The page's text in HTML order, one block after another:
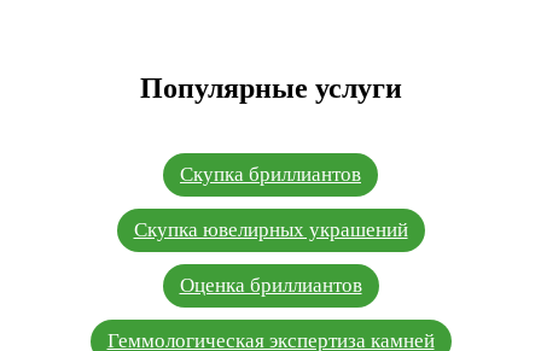
Популярные услуги
Скупка бриллиантов
Скупка ювелирных украшений
Оценка бриллиантов
Геммологическая экспертиза камней